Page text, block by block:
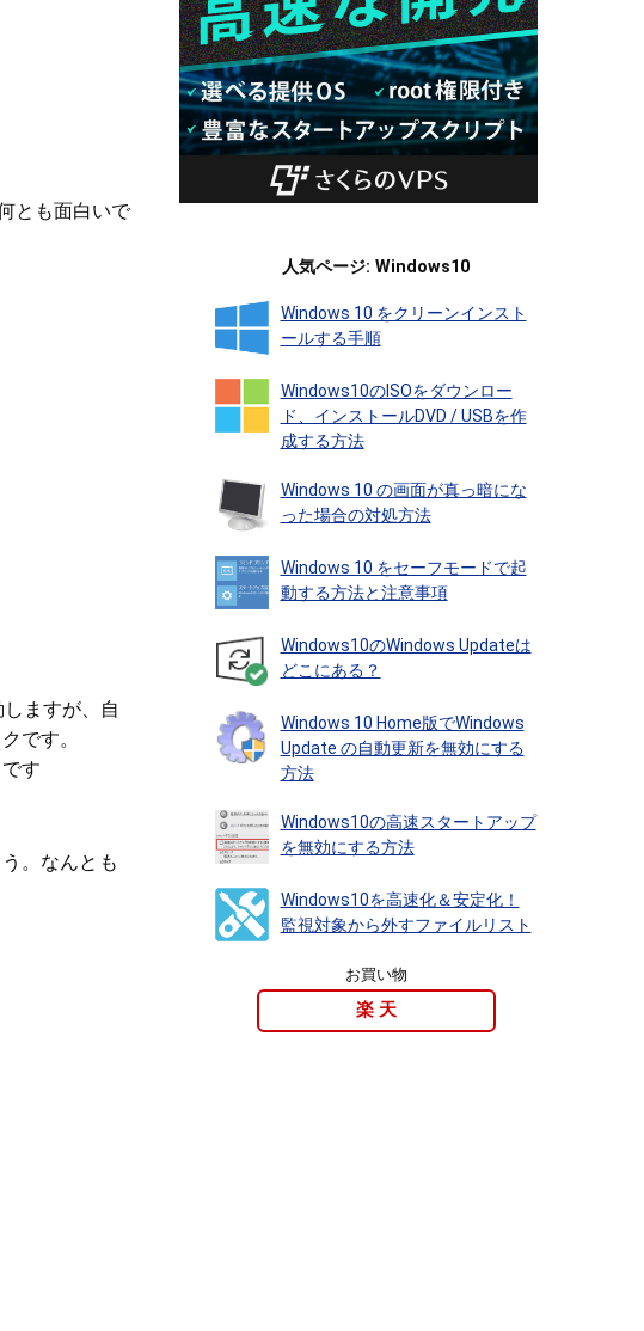
とも面白いで
ますが、自
です。
す
。なんとも
人気ページ: Windows10
Windows 10 をクリーンインスト
ールする手順
Windows10のISOをダウンロー
ド、インストールDVD / USBを作
成する方法
Windows 10 の画面が真っ暗にな
った場合の対処方法
Windows 10 をセーフモードで起
動する方法と注意事項
Windows10のWindows Updateは
どこにある？
Windows 10 Home版でWindows
Update の自動更新を無効にする
方法
Windows10の高速スタートアップ
を無効にする方法
Windows10を高速化＆安定化！
監視対象から外すファイルリスト
お買い物
楽 天